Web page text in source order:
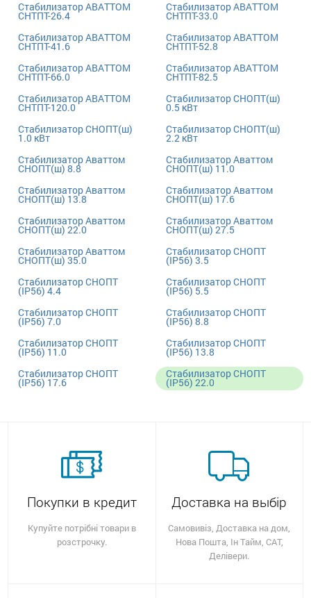
Cтабилизатор АВАТТОМ
СНТПТ-26.4
Cтабилизатор АВАТТОМ
СНТПТ-33.0
Cтабилизатор АВАТТОМ
СНТПТ-41.6
Cтабилизатор АВАТТОМ
СНТПТ-52.8
Cтабилизатор АВАТТОМ
СНТПТ-66.0
Cтабилизатор АВАТТОМ
СНТПТ-82.5
Cтабилизатор АВАТТОМ
СНТПТ-120.0
Cтабилизатор СНОПТ(ш)
0.5 кВт
Cтабилизатор СНОПТ(ш)
1.0 кВт
Cтабилизатор СНОПТ(ш)
2.2 кВт
Стабилизатор Аваттом
СНОПТ(ш) 8.8
Стабилизатор Аваттом
СНОПТ(ш) 11.0
Стабилизатор Аваттом
СНОПТ(ш) 13.8
Стабилизатор Аваттом
СНОПТ(ш) 17.6
Стабилизатор Аваттом
СНОПТ(ш) 22.0
Стабилизатор Аваттом
СНОПТ(ш) 27.5
Стабилизатор Аваттом
СНОПТ(ш) 35.0
Стабилизатор СНОПТ
(IP56) 3.5
Стабилизатор СНОПТ
(IP56) 4.4
Стабилизатор СНОПТ
(IP56) 5.5
Стабилизатор СНОПТ
(IP56) 7.0
Стабилизатор СНОПТ
(IP56) 8.8
Стабилизатор СНОПТ
(IP56) 11.0
Стабилизатор СНОПТ
(IP56) 13.8
Стабилизатор СНОПТ
(IP56) 17.6
Стабилизатор СНОПТ
(IP56) 22.0
Покупки в кредит
Купуйте потрібні товари в
розстрочку.
Доставка на выбір
Самовивіз, Доставка на дом,
Нова Пошта, Ін Тайм, САТ,
Делівери.